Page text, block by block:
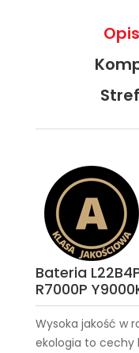
Bateria
R7000P
Wysoka jakość w
ekologia to cechy